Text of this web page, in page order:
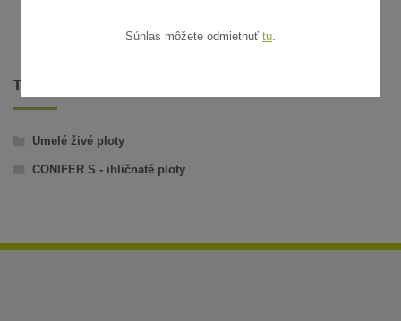
TOVAR ZARADENÝ V KATEGÓRIÁCH
Umelé živé ploty
CONIFER S - ihličnaté ploty
Súhlas môžete odmietnuť tu.